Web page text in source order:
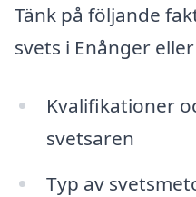
Tänk på följande
svets i Enånger
Kvalifikationer
svetsaren
Typ av